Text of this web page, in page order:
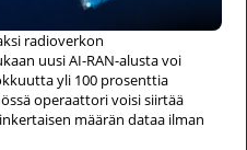
radioverkon
uusi AI-RAN-alusta voi
yli 100 prosenttia
operaattori voisi siirtää
määrän dataa ilman